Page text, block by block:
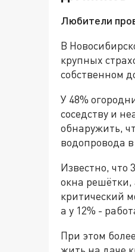
Любители
В
крупных
собственном
У 48%
соседству и
обнаружить,
водопровода
Известно, что
окна решётки,
критический
а у 12% -
При этом